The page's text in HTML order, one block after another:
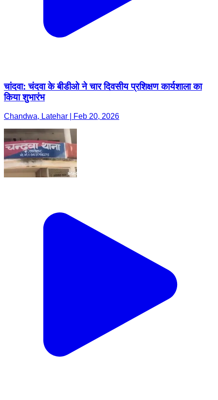
चांदवा: चंदवा के बीडीओ ने चार दिवसीय प्रशिक्षण कार्यशाला का
किया शुभारंभ
Chandwa, Latehar | Feb 20, 2026